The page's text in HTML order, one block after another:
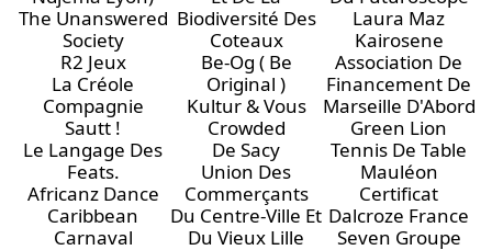
The Unanswered
Society
R2 Jeux
La Créole
Compagnie
Sautt !
Le Langage Des
Feats.
Africanz Dance
Caribbean
Carnaval
Biodiversité Des
Coteaux
Be-Og ( Be
Original )
Kultur & Vous
Crowded
De Sacy
Union Des
Commerçants
Du Centre-Ville Et
Du Vieux Lille
Laura Maz
Kairosene
Association De
Financement De
Marseille D'Abord
Green Lion
Tennis De Table
Mauléon
Certificat
Dalcroze France
Seven Groupe